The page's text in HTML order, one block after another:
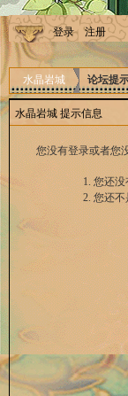
登录 注册
水晶岩城 论坛提
水晶岩城 提示信息
您没有登录或者您
您还没
您还不